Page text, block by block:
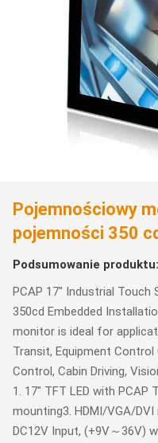
Pojemnościowy
pojemności 350
Podsumowanie produktu:
PCAP 17" Industrial Touch
350cd Embedded
monitor is ideal for
Transit, Equipment
Control, Cabin Driving,
1. 17" TFT LED with PCAP
mounting3. HDMI/VGA/
DC12V Input, (+9V～36V)